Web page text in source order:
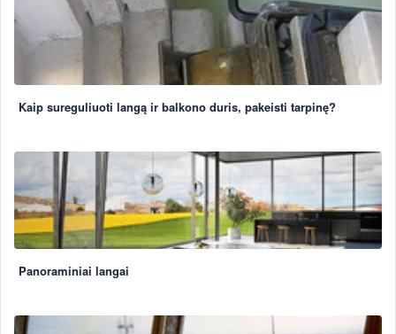
Kaip sureguliuoti langą ir balkono duris, pakeisti tarpinę?
Panoraminiai langai